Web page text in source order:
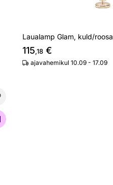
Laualamp Glam, kuld/roosa
115,18€
ajavahemikul 10.09 - 17.09